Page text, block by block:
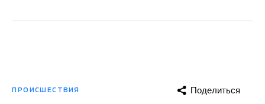
ПРОИСШЕСТВИЯ Поделиться